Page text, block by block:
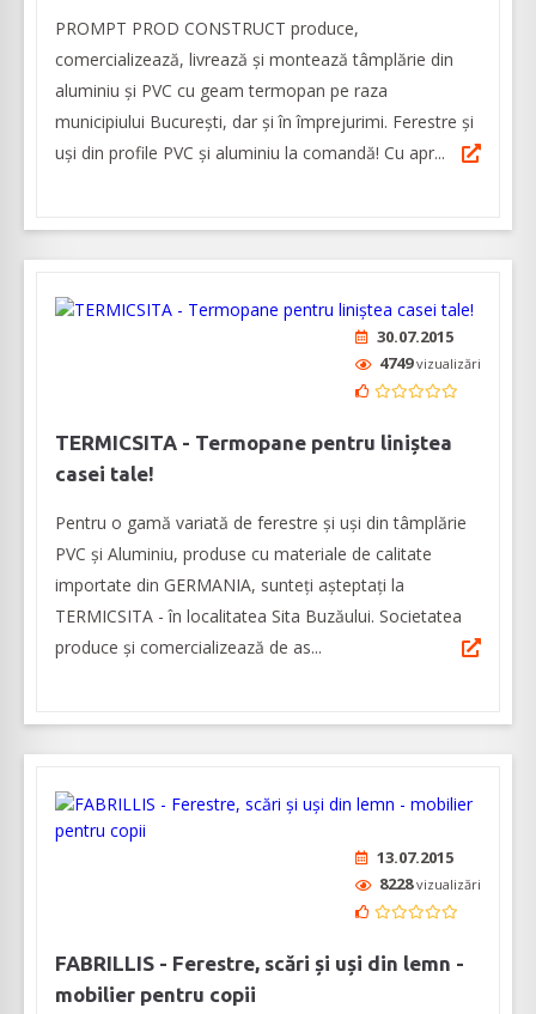
PROMPT PROD CONSTRUCT produce,
comercializează, livrează și montează tâmplărie din
aluminiu și PVC cu geam termopan pe raza
municipiului București, dar și în împrejurimi. Ferestre și
uși din profile PVC și aluminiu la comandă! Cu apr...
30.07.2015
4749vizualizări
TERMICSITA - Termopane pentru liniștea
casei tale!
Pentru o gamă variată de ferestre și uși din tâmplărie
PVC și Aluminiu, produse cu materiale de calitate
importate din GERMANIA, sunteți așteptați la
TERMICSITA - în localitatea Sita Buzăului. Societatea
produce și comercializează de as...
13.07.2015
8228vizualizări
FABRILLIS - Ferestre, scări și uși din lemn -
mobilier pentru copii